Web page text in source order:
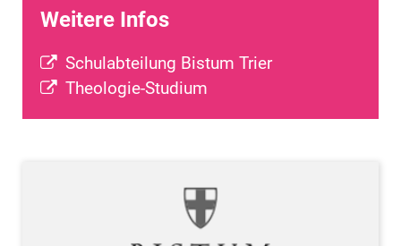
Weitere Infos
Schulabteilung Bistum Trier
Theologie-Studium